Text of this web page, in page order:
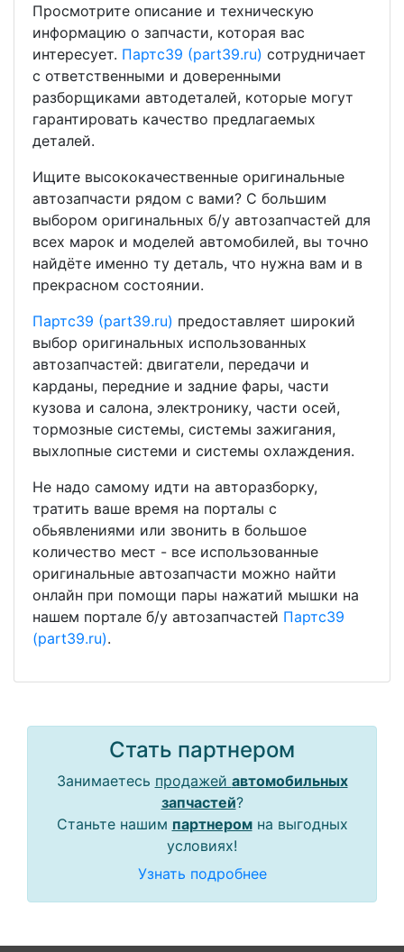
Просмотрите описание и техническую
информацию о запчасти, которая вас
интересует. Партс39 (part39.ru) сотрудничает
с ответственными и доверенными
разборщиками автодеталей, которые могут
гарантировать качество предлагаемых
деталей.
Ищите высококачественные оригинальные
автозапчасти рядом с вами? С большим
выбором оригинальных б/у автозапчастей для
всех марок и моделей автомобилей, вы точно
найдёте именно ту деталь, что нужна вам и в
прекрасном состоянии.
Партс39 (part39.ru) предоставляет широкий
выбор оригинальных использованных
автозапчастей: двигатели, передачи и
карданы, передние и задние фары, части
кузова и салона, электронику, части осей,
тормозные системы, системы зажигания,
выхлопные системи и системы охлаждения.
Не надо самому идти на авторазборку,
тратить ваше время на порталы с
обьявлениями или звонить в большое
количество мест - все использованные
оригинальные автозапчасти можно найти
онлайн при помощи пары нажатий мышки на
нашем портале б/у автозапчастей Партс39
(part39.ru).
Стать партнером
Занимаетесь продажей автомобильных
запчастей?
Станьте нашим партнеромна выгодных
условиях!
Узнать подробнее